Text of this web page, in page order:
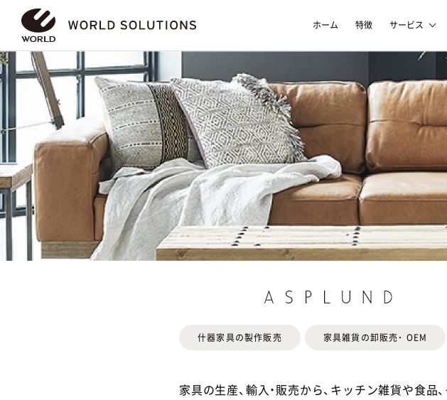
ホーム 特徴 サービス
什器家具の製作販売 家具雑貨の卸販売・ OEM
家具の生産、輸入・販売から、キッチン雑貨や食